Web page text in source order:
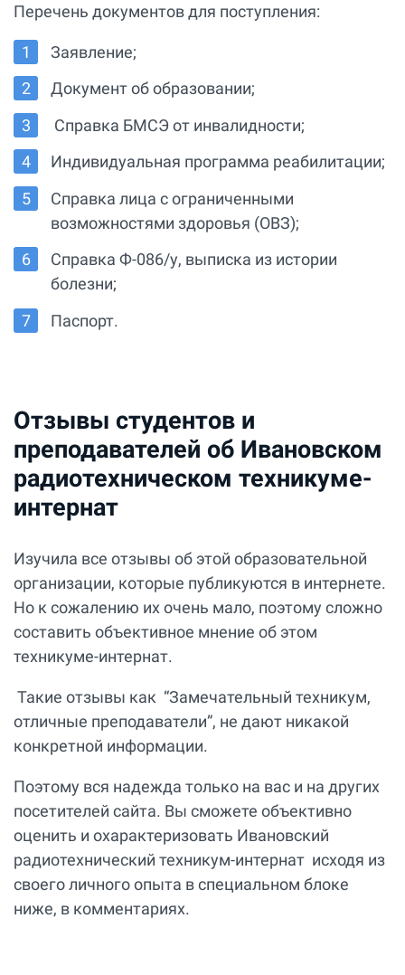
Перечень документов для поступления:
Заявление;
Документ об образовании;
Справка БМСЭ от инвалидности;
Индивидуальная программа реабилитации;
Справка лица с ограниченными
возможностями здоровья (ОВЗ);
Справка Ф-086/у, выписка из истории
болезни;
Паспорт.
Отзывы студентов и
преподавателей об Ивановском
радиотехническом техникуме-
интернат
Изучила все отзывы об этой образовательной
организации, которые публикуются в интернете.
Но к сожалению их очень мало, поэтому сложно
составить объективное мнение об этом
техникуме-интернат.
Такие отзывы как “Замечательный техникум,
отличные преподаватели”, не дают никакой
конкретной информации.
Поэтому вся надежда только на вас и на других
посетителей сайта. Вы сможете объективно
оценить и охарактеризовать Ивановский
радиотехнический техникум-интернат исходя из
своего личного опыта в специальном блоке
ниже, в комментариях.